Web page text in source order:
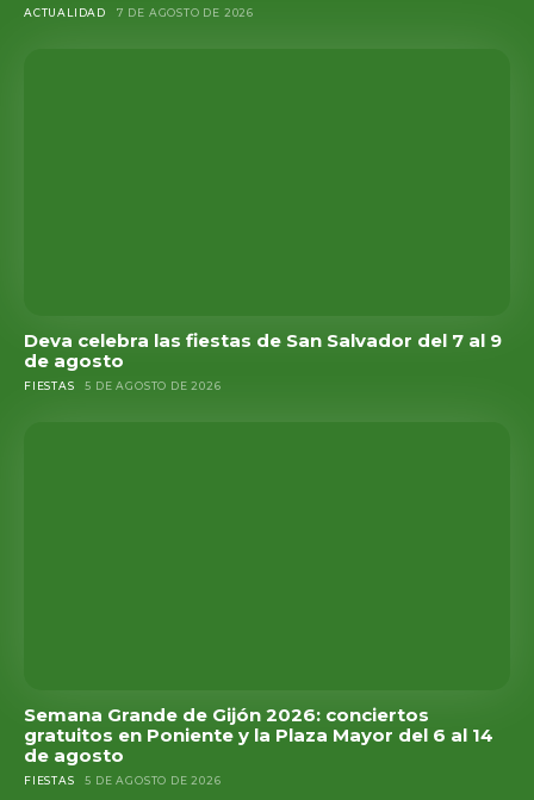
ACTUALIDAD 7 DE AGOSTO DE 2026
Deva celebra las fiestas de San Salvador del 7 al 9
de agosto
FIESTAS 5 DE AGOSTO DE 2026
Semana Grande de Gijón 2026: conciertos
gratuitos en Poniente y la Plaza Mayor del 6 al 14
de agosto
FIESTAS 5 DE AGOSTO DE 2026